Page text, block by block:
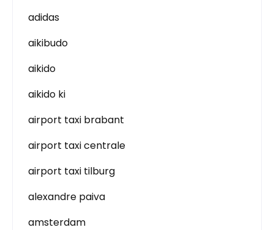
adidas
aikibudo
aikido
aikido ki
airport taxi brabant
airport taxi centrale
airport taxi tilburg
alexandre paiva
amsterdam